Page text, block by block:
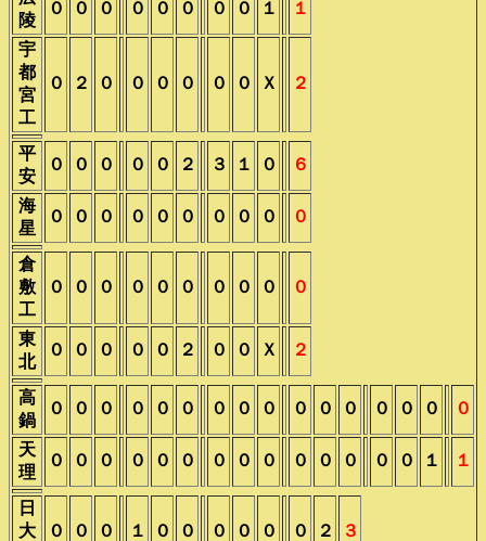
陵
０ ０ ０ ０ ０ ０ ０ ０ １ １
宇
都
宮
工
０ ２ ０ ０ ０ ０ ０ ０ Ｘ ２
平
安
０ ０ ０ ０ ０ ２ ３ １ ０ ６
海
星
０ ０ ０ ０ ０ ０ ０ ０ ０ ０
倉
敷
工
０ ０ ０ ０ ０ ０ ０ ０ ０ ０
東
北
０ ０ ０ ０ ０ ２ ０ ０ Ｘ ２
高
鍋
０ ０ ０ ０ ０ ０ ０ ０ ０ ０ ０ ０ ０ ０ ０ ０
天
理
０ ０ ０ ０ ０ ０ ０ ０ ０ ０ ０ ０ ０ ０ １ １
日
大
０ ０ ０ １ ０ ０ ０ ０ ０ ０ ２ ３